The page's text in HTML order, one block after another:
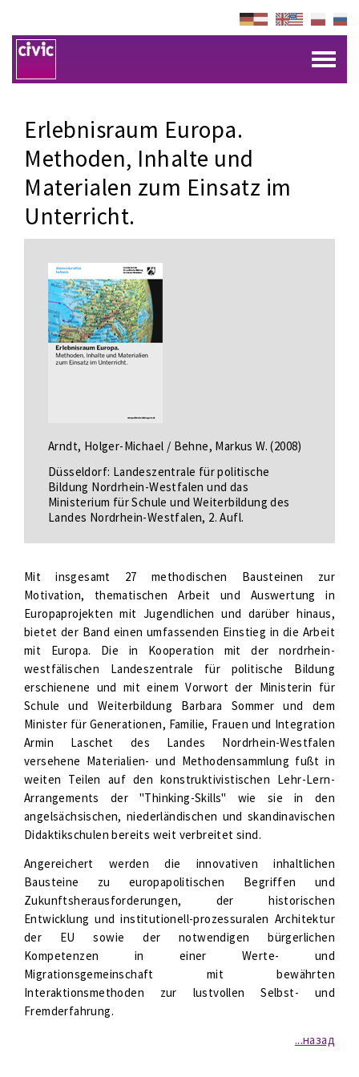
Erlebnisraum Europa.
Methoden, Inhalte und
Materialen zum Einsatz im
Unterricht.
Arndt, Holger-Michael / Behne, Markus W. (2008)
Düsseldorf: Landeszentrale für politische
Bildung Nordrhein-Westfalen und das
Ministerium für Schule und Weiterbildung des
Landes Nordrhein-Westfalen, 2. Aufl.
Mit insgesamt 27 methodischen Bausteinen zur
Motivation, thematischen Arbeit und Auswertung in
Europaprojekten mit Jugendlichen und darüber hinaus,
bietet der Band einen umfassenden Einstieg in die Arbeit
mit Europa. Die in Kooperation mit der nordrhein-
westfälischen Landeszentrale für politische Bildung
erschienene und mit einem Vorwort der Ministerin für
Schule und Weiterbildung Barbara Sommer und dem
Minister für Generationen, Familie, Frauen und Integration
Armin Laschet des Landes Nordrhein-Westfalen
versehene Materialien- und Methodensammlung fußt in
weiten Teilen auf den konstruktivistischen Lehr-Lern-
Arrangements der "Thinking-Skills" wie sie in den
angelsächsischen, niederländischen und skandinavischen
Didaktikschulen bereits weit verbreitet sind.
Angereichert werden die innovativen inhaltlichen
Bausteine zu europapolitischen Begriffen und
Zukunftsherausforderungen, der historischen
Entwicklung und institutionell-prozessuralen Architektur
der EU sowie der notwendigen bürgerlichen
Kompetenzen in einer Werte- und
Migrationsgemeinschaft mit bewährten
Interaktionsmethoden zur lustvollen Selbst- und
Fremderfahrung.
...назад